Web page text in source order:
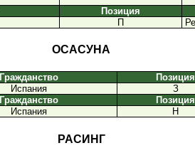
Позиция
П
ОСАСУНА
Гражданство Позиция
Испания З
Гражданство Позиция
Испания Н
РАСИНГ